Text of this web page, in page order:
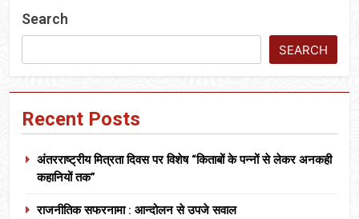
Search
SEARCH
Recent Posts
अंतरराष्ट्रीय मित्रता दिवस पर विशेष “किताबों के पन्नों से लेकर अनकही
कहानियों तक”
राजनीतिक सफरनामा : आन्दोलन से उपजे सवाल